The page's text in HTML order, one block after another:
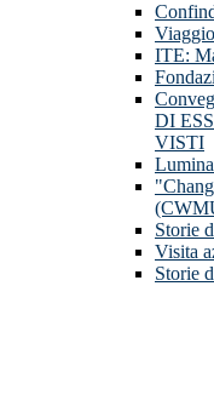
ITE:
DI
VISTI
Storie
Visita
Storie